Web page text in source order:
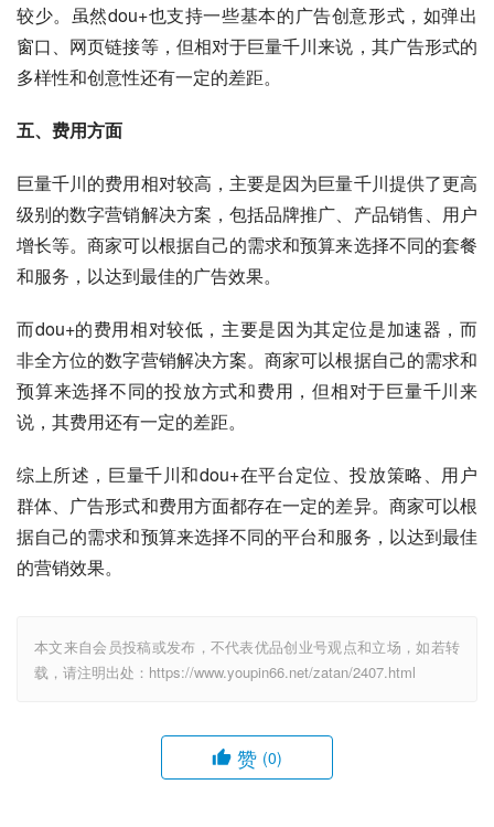
较少。虽然dou+也支持一些基本的广告创意形式，如弹出
窗口、网页链接等，但相对于巨量千川来说，其广告形式的
多样性和创意性还有一定的差距。
五、费用方面
巨量千川的费用相对较高，主要是因为巨量千川提供了更高
级别的数字营销解决方案，包括品牌推广、产品销售、用户
增长等。商家可以根据自己的需求和预算来选择不同的套餐
和服务，以达到最佳的广告效果。
而dou+的费用相对较低，主要是因为其定位是加速器，而
非全方位的数字营销解决方案。商家可以根据自己的需求和
预算来选择不同的投放方式和费用，但相对于巨量千川来
说，其费用还有一定的差距。
综上所述，巨量千川和dou+在平台定位、投放策略、用户
群体、广告形式和费用方面都存在一定的差异。商家可以根
据自己的需求和预算来选择不同的平台和服务，以达到最佳
的营销效果。
本文来自会员投稿或发布，不代表优品创业号观点和立场，如若转
载，请注明出处：https://www.youpin66.net/zatan/2407.html
赞 (0)